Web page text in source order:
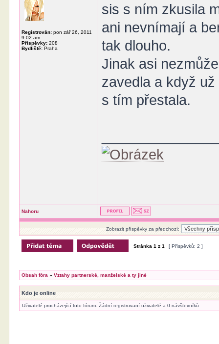
Registrován: pon zář 26, 2011
9:02 am
Příspěvky: 208
Bydliště: Praha
sis s ním zkusila
ani nevnímají a
tak dlouho.
Jinak asi
zavedla a když
s tím přestala.
Nahoru
Zobrazit příspěvky za předchozí:
Stránka1 z1 [ Příspěvků: 2 ]
Obsah fóra »Vztahy partnerské, manželské a ty jiné
Kdo je online
Uživatelé procházející toto fórum: Žádní registrovaní uživatelé a 0 návštevníků